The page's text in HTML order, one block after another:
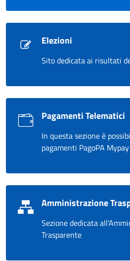
Elezioni
Sito dedicata ai risultati
Pagamenti Telematici
In questa sezione è
pagamenti PagoPA Mypay
Amministrazione
Sezione dedicata
Trasparente